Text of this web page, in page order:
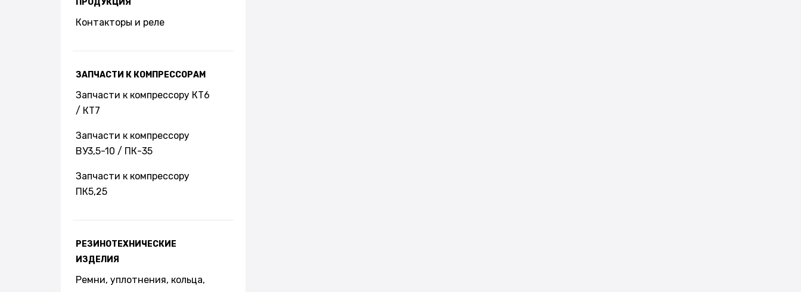
ПРОДУКЦИЯ
Контакторы и реле
ЗАПЧАСТИ К КОМПРЕССОРАМ
Запчасти к компрессору КТ6
/ КТ7
Запчасти к компрессору
ВУ3,5-10 / ПК-35
Запчасти к компрессору
ПК5,25
РЕЗИНОТЕХНИЧЕСКИЕ
ИЗДЕЛИЯ
Ремни, уплотнения, кольца,